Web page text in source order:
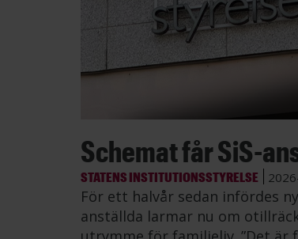
Schemat får SiS-
STATENS INSTITUTIONSSTYRELSE
För ett halvår sedan infördes
anställda larmar nu om